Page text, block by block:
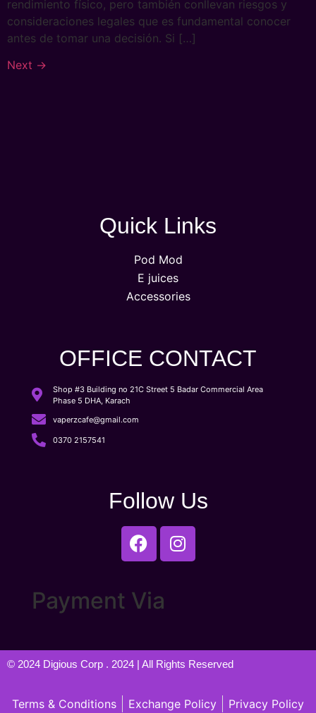
rendimiento físico, pero también conllevan riesgos y
consideraciones legales que es fundamental conocer
antes de tomar una decisión. Si […]
Next →
Quick Links
Pod Mod
E juices
Accessories
OFFICE CONTACT
Shop #3 Building no 21C Street 5 Badar Commercial Area
Phase 5 DHA, Karach
vaperzcafe@gmail.com
0370 2157541
Follow Us
Payment Via
© 2024 Digious Corp . 2024 | All Rights Reserved
Terms & Conditions Exchange Policy Privacy Policy